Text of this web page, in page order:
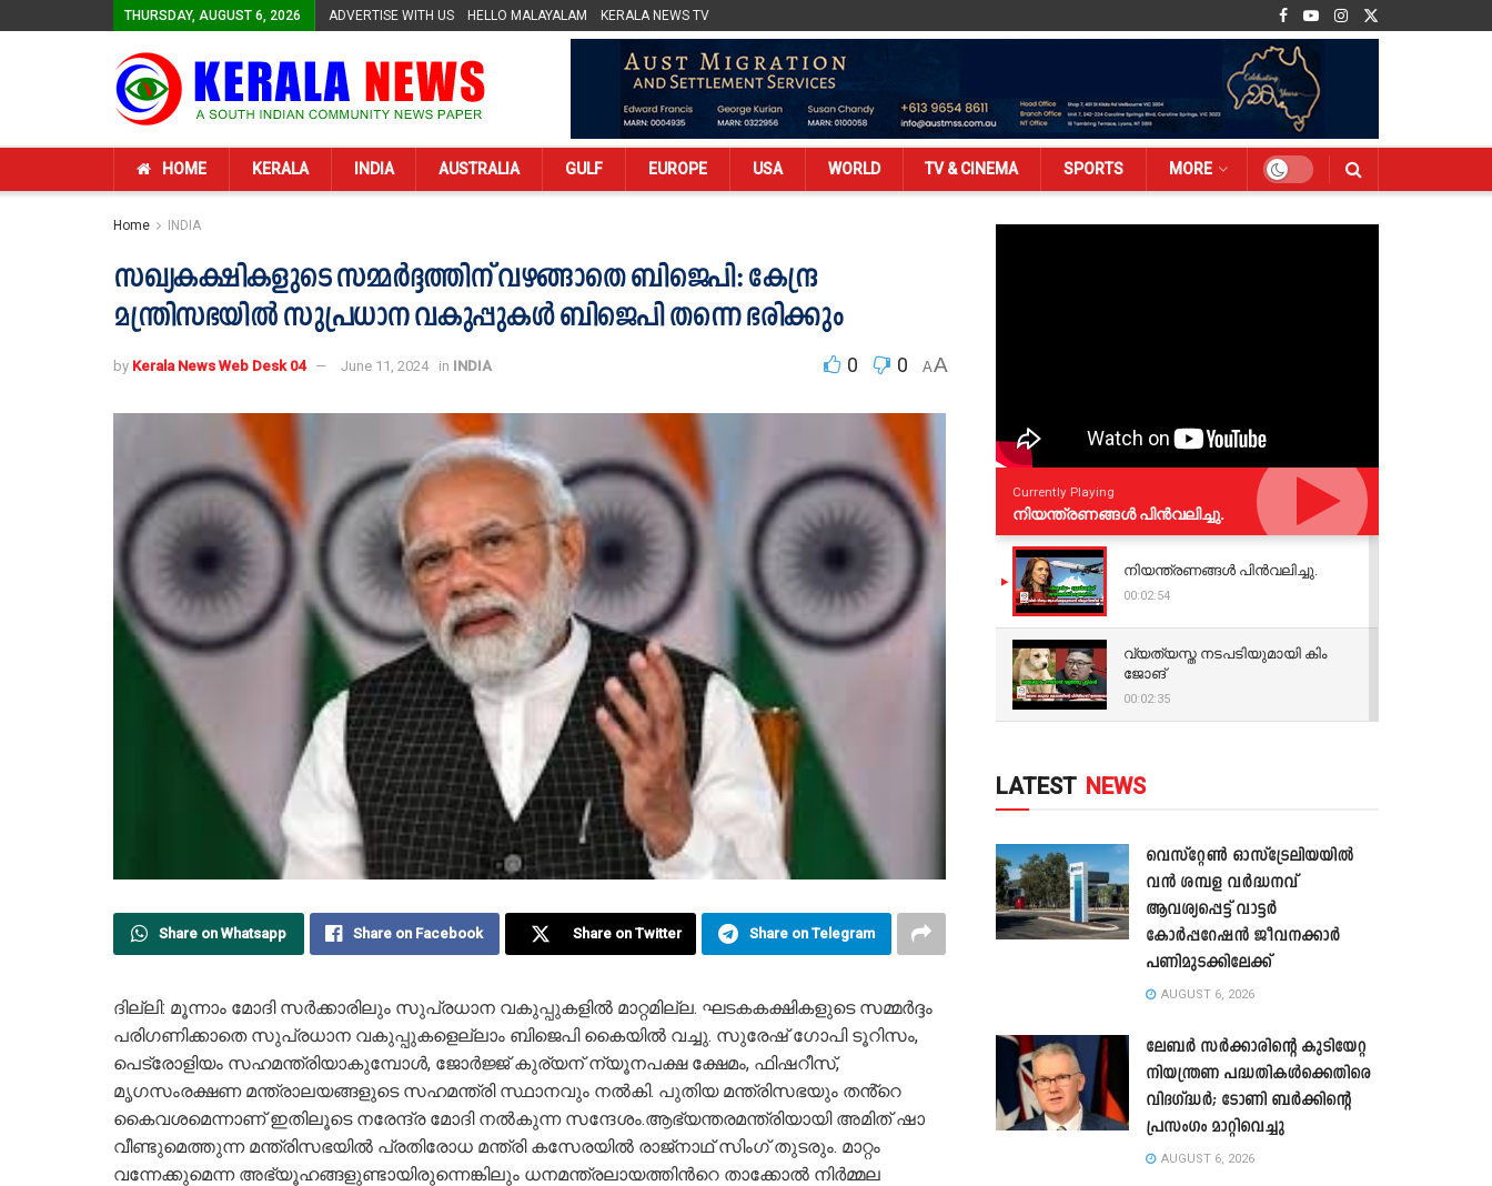
THURSDAY, AUGUST 6, 2026 ADVERTISE WITH US HELLO MALAYALAM KERALA NEWS TV
HOME KERALA INDIA AUSTRALIA GULF EUROPE USA WORLD TV & CINEMA SPORTS MORE
Home INDIA
സഖ്യകക്ഷികളുടെ സമ്മര്‍ദ്ദത്തിന് വഴങ്ങാതെ ബിജെപി: കേന്ദ്ര
മന്ത്രിസഭയിൽ സുപ്രധാന വകുപ്പുകൾ ബിജെപി തന്നെ ഭരിക്കും
by Kerala News Web Desk 04 June 11, 2024 in INDIA 0 0 AA
Share on Whatsapp Share on Facebook Share on Twitter Share on Telegram
ദില്ലി: മൂന്നാം മോദി സര്‍ക്കാരിലും സുപ്രധാന വകുപ്പുകളില്‍ മാറ്റമില്ല. ഘടകകക്ഷികളുടെ സമ്മര്‍ദ്ദം
പരിഗണിക്കാതെ സുപ്രധാന വകുപ്പുകളെല്ലാം ബിജെപി കൈയില്‍ വച്ചു. സുരേഷ് ഗോപി ടൂറിസം,
പെട്രോളിയം സഹമന്ത്രിയാകുമ്പോള്‍, ജോര്‍ജ്ജ് കുര്യന് ന്യൂനപക്ഷ ക്ഷേമം, ഫിഷറീസ്,
മൃഗസംരക്ഷണ മന്ത്രാലയങ്ങളുടെ സഹമന്ത്രി സ്ഥാനവും നല്‍കി. പുതിയ മന്ത്രിസഭയും തൻ്റെ
കൈവശമെന്നാണ് ഇതിലൂടെ നരേന്ദ്ര മോദി നൽകുന്ന സന്ദേശം.ആഭ്യന്തരമന്ത്രിയായി അമിത് ഷാ
വീണ്ടുമെത്തുന്ന മന്ത്രിസഭയിൽ പ്രതിരോധ മന്ത്രി കസേരയില്‍ രാജ്‌നാഥ് സിംഗ് തുടരും. മാറ്റം
വന്നേക്കുമെന്ന അഭ്യൂഹങ്ങളുണ്ടായിരുന്നെങ്കിലും ധനമന്ത്രലായത്തിന്‍റെ താക്കോല്‍ നിര്‍മ്മല
Currently Playing
നിയന്ത്രണങ്ങള്‍ പിന്‍വലിച്ചു.
നിയന്ത്രണങ്ങള്‍ പിന്‍വലിച്ചു.
00:02:54
വ്യത്യസ്ത നടപടിയുമായി കിം
ജോങ്
00:02:35
LATEST NEWS
വെസ്റ്റേൺ ഓസ്‌ട്രേലിയയിൽ
വൻ ശമ്പള വർദ്ധനവ്
ആവശ്യപ്പെട്ട് വാട്ടർ
കോർപ്പറേഷൻ ജീവനക്കാർ
പണിമുടക്കിലേക്ക്
AUGUST 6, 2026
ലേബർ സർക്കാരിന്റെ കുടിയേറ്റ
നിയന്ത്രണ പദ്ധതികൾക്കെതിരെ
വിദഗ്ദ്ധർ; ടോണി ബർക്കിന്റെ
പ്രസംഗം മാറ്റിവെച്ചു
AUGUST 6, 2026